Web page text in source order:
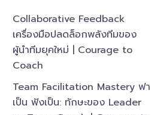
Collaborative Feedback
เครื่องมือปลดล็อกพลังทีมของ
ผู้นำทีมยุคใหม่ | Courage to
Coach
Team Facilitation Mastery ฟา
เป็น ฟังเป็น: ทักษะของ Leader